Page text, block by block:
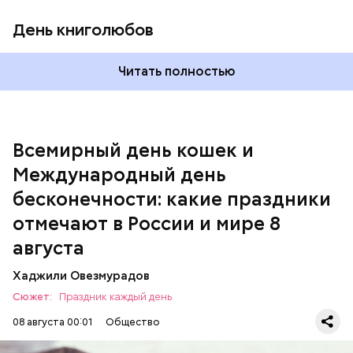
День книголюбов
Читать полностью
Всемирный день кошек и
Международный день
бесконечности: какие праздники
отмечают в России и мире 8
августа
Хаджили Овезмурадов
Сюжет:
Праздник каждый день
08 августа 00:01
Общество
Международный день бесконечности
День малины со сливками